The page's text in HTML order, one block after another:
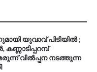
യുവാവ് പിടിയിൽ ;
കണ്ണാടിപ്പറമ്പ്
വിൽപ്പന നടത്തുന്ന